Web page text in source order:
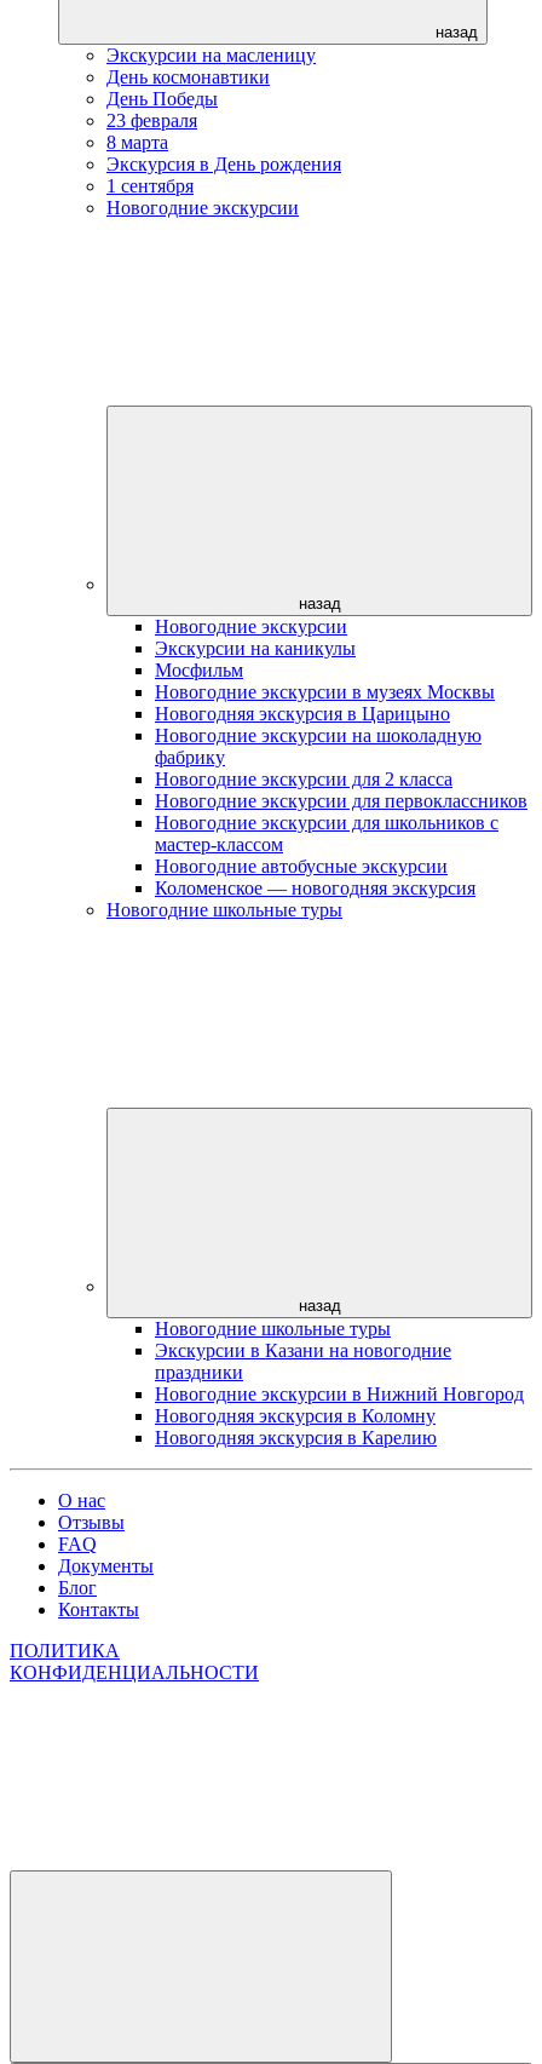
назад
Экскурсии на масленицу
День космонавтики
День Победы
23 февраля
8 марта
Экскурсия в День рождения
1 сентября
Новогодние экскурсии
назад
Новогодние экскурсии
Экскурсии на каникулы
Мосфильм
Новогодние экскурсии в музеях Москвы
Новогодняя экскурсия в Царицыно
Новогодние экскурсии на шоколадную
фабрику
Новогодние экскурсии для 2 класса
Новогодние экскурсии для первоклассников
Новогодние экскурсии для школьников с
мастер-классом
Новогодние автобусные экскурсии
Коломенское — новогодняя экскурсия
Новогодние школьные туры
назад
Новогодние школьные туры
Экскурсии в Казани на новогодние
праздники
Новогодние экскурсии в Нижний Новгород
Новогодняя экскурсия в Коломну
Новогодняя экскурсия в Карелию
О нас
Отзывы
FAQ
Документы
Блог
Контакты
ПОЛИТИКА
КОНФИДЕНЦИАЛЬНОСТИ